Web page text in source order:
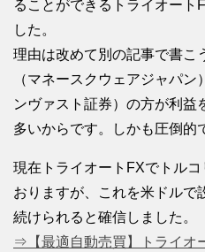
ることができるトライオート
した。
理由は改めて別の記事で書こ
（マネースクウェアジャパ
ンヴァスト証券）の方が利益
多いからです。しかも圧倒的
現在トライオートFXでトル
おりますが、これを米ドルで
続けられると確信しました。
⇒【最適自動売買】トライオ